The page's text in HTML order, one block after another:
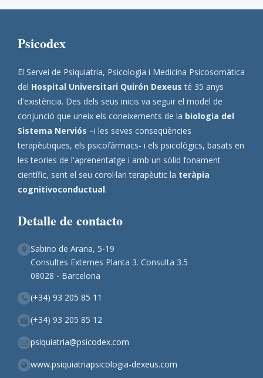
Psicodex
El Servei de Psiquiatria, Psicologia i Medicina Psicosomàtica
del Hospital Universitari Quirón Dexeus té 35 anys
d'existència. Des dels seus inicis va seguir el model de
conjunció que uneix els coneixements de la biologia del
Sistema Nerviós –i les seves conseqüències
terapèutiques, els psicofàrmacs- i els psicològics, basats en
les teories de l'aprenentatge i amb un sòlid fonament
científic, sent el seu corol·lari terapèutic la teràpia
cognitivoconductual.
Detalle de contacto
Sabino de Arana, 5-19
Consultes Externes Planta 3. Consulta 3.5
08028 - Barcelona
(+34) 93 205 85 11
(+34) 93 205 85 12
psiquiatria@psicodex.com
www.psiquiatriapsicologia-dexeus.com